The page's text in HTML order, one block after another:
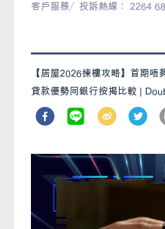
客戶服務／投訴熱線： 2264
【居屋2026揀樓攻略】首期唔
貸款優勢同銀行按揭比較 |